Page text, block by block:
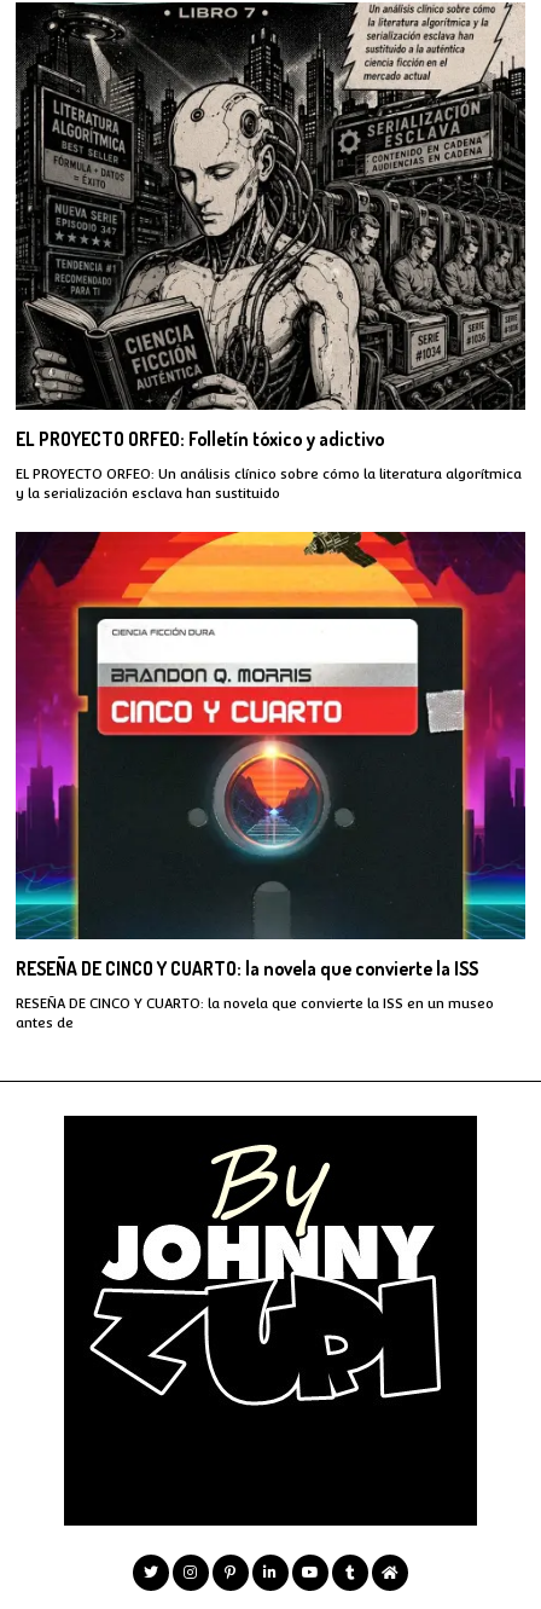
EL PROYECTO ORFEO: Folletín tóxico y adictivo
EL PROYECTO ORFEO: Un análisis clínico sobre cómo la literatura algorítmica
y la serialización esclava han sustituido
RESEÑA DE CINCO Y CUARTO: la novela que convierte la ISS
RESEÑA DE CINCO Y CUARTO: la novela que convierte la ISS en un museo
antes de